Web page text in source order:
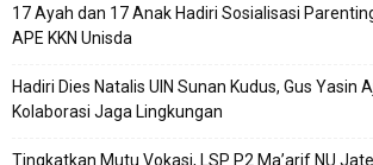
17 Ayah dan 17 Anak Hadiri Sosialisasi
APE KKN Unisda
Hadiri Dies Natalis UIN Sunan Kudus, Gus Yasin
Kolaborasi Jaga Lingkungan
Tingkatkan Mutu Vokasi, LSP P2 Ma’arif NU